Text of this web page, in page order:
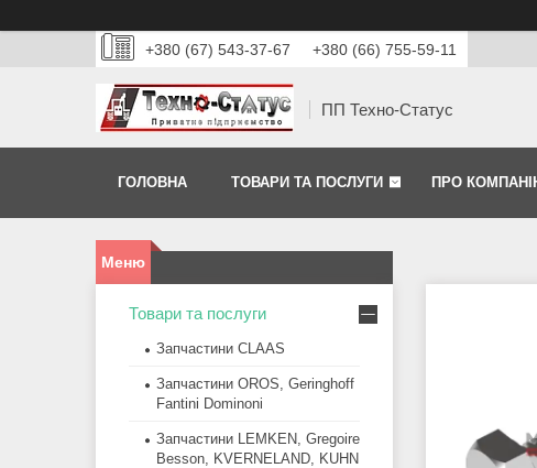
+380 (67) 543-37-67 +380 (66) 755-59-11
ПП Техно-Статус
ГОЛОВНА ТОВАРИ ТА ПОСЛУГИ ПРО
Товари та послуги
Запчастини CLAAS
Запчастини OROS, Geringhoff
Fantini Dominoni
Запчастини LEMKEN, Gregoire
Besson, KVERNELAND, KUHN